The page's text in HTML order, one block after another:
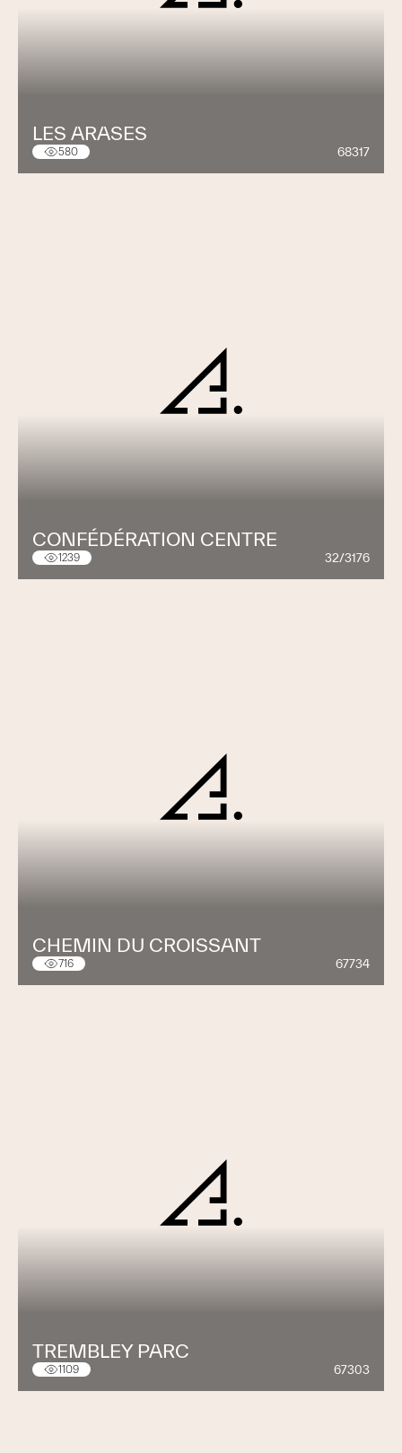
LES ARASES
580 68317
CONFÉDÉRATION CENTRE
1239 32/3176
CHEMIN DU CROISSANT
716 67734
TREMBLEY PARC
1109 67303